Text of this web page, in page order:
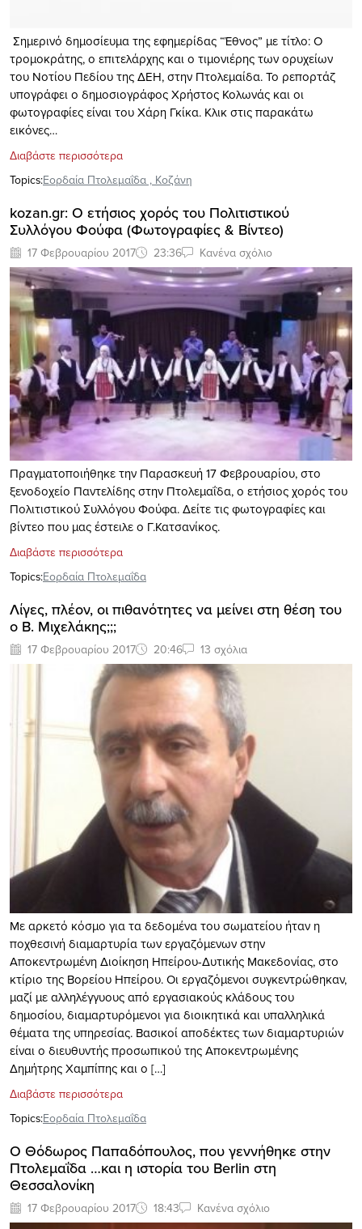
Σημερινό δημοσίευμα της εφημερίδας “Έθνος” με τίτλο: Ο
τρομοκράτης, ο επιτελάρχης και ο τιμονιέρης των ορυχείων
του Νοτίου Πεδίου της ΔΕΗ, στην Πτολεμαίδα. To ρεπορτάζ
υπογράφει ο δημοσιογράφος Χρήστος Κολωνάς και οι
φωτογραφίες είναι του Χάρη Γκίκα. Kλικ στις παρακάτω
εικόνες…
Διαβάστε περισσότερα
Topics:Εορδαία Πτολεμαΐδα , Κοζάνη
kozan.gr: O ετήσιος χορός του Πολιτιστικού
Συλλόγου Φούφα (Φωτογραφίες & Βίντεο)
17 Φεβρουαρίου 2017 23:36 Κανένα σχόλιο
Πραγματοποιήθηκε την Παρασκευή 17 Φεβρουαρίου, στο
ξενοδοχείο Παντελίδης στην Πτολεμαΐδα, ο ετήσιος χορός του
Πολιτιστικού Συλλόγου Φούφα. Δείτε τις φωτογραφίες και
βίντεο που μας έστειλε ο Γ.Κατσανίκος.
Διαβάστε περισσότερα
Topics:Εορδαία Πτολεμαΐδα
Λίγες, πλέον, οι πιθανότητες να μείνει στη θέση του
ο Β. Μιχελάκης;;;
17 Φεβρουαρίου 2017 20:46 13 σχόλια
Με αρκετό κόσμο για τα δεδομένα του σωματείου ήταν η
ποχθεσινή διαμαρτυρία των εργαζόμενων στην
Αποκεντρωμένη Διοίκηση Ηπείρου-Δυτικής Μακεδονίας, στο
κτίριο της Βορείου Ηπείρου. Οι εργαζόμενοι συγκεντρώθηκαν,
μαζί με αλληλέγγυους από εργασιακούς κλάδους του
δημοσίου, διαμαρτυρόμενοι για διοικητικά και υπαλληλικά
θέματα της υπηρεσίας. Βασικοί αποδέκτες των διαμαρτυριών
είναι ο διευθυντής προσωπικού της Αποκεντρωμένης
Δημήτρης Χαμπίπης και ο […]
Διαβάστε περισσότερα
Topics:Εορδαία Πτολεμαΐδα
Ο Θόδωρος Παπαδόπουλος, που γεννήθηκε στην
Πτολεμαΐδα …και η ιστορία του Berlin στη
Θεσσαλονίκη
17 Φεβρουαρίου 2017 18:43 Κανένα σχόλιο